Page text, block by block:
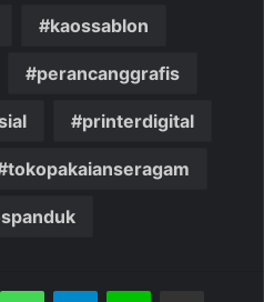
kaossablon
perancanggrafis
printerdigital
tokopakaianseragam
Telegram